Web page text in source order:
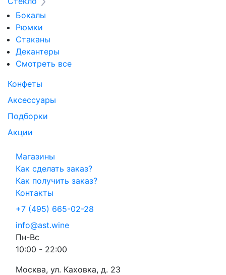
Бокалы
Рюмки
Стаканы
Декантеры
Смотреть все
Конфеты
Аксессуары
Подборки
Акции
Магазины
Как сделать заказ?
Как получить заказ?
Контакты
+7 (495) 665-02-28
info@ast.wine
Пн-Вс
10:00 - 22:00
Москва, ул. Каховка, д. 23